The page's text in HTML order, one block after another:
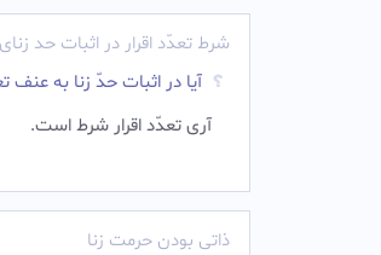
شرط تعدّد اقرار در اثبات حد
آیا در اثبات حدّ زنا به
آرى تعدّد اقرار شرط است.
ذاتی بودن حرمت زنا